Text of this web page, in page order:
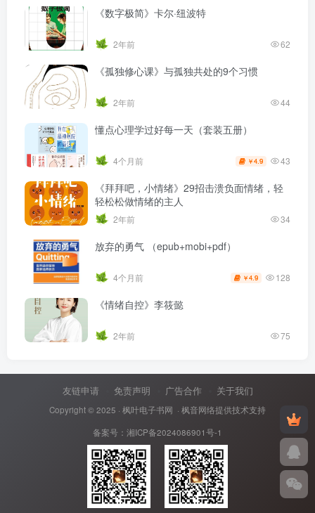
《数字极简》卡尔·纽波特
2年前 62
《孤独修心课》与孤独共处的9个习惯
2年前 44
懂点心理学过好每一天（套装五册）
4个月前 ￥4.9 43
《拜拜吧，小情绪》29招击溃负面情绪，轻
轻松松做情绪的主人
2年前 34
放弃的勇气 （epub+mobi+pdf）
4个月前 ￥4.9 128
《情绪自控》李筱懿
2年前 75
友链申请 免责声明 广告合作 关于我们
Copyright © 2025 · 枫叶电子书网 · 枫音网络提供技术支持
备案号： 湘ICP备2024086901号-1